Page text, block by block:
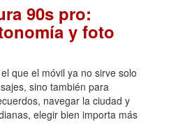
90s pro:
y foto
que el móvil ya no sirve solo
sino también para
navegar la ciudad y
elegir bien importa más